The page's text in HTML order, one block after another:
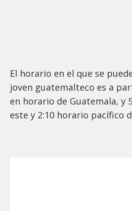
El horario en el que se
joven guatemalteco es a
en horario de Guatemala, y
este y 2:10 horario pacífico